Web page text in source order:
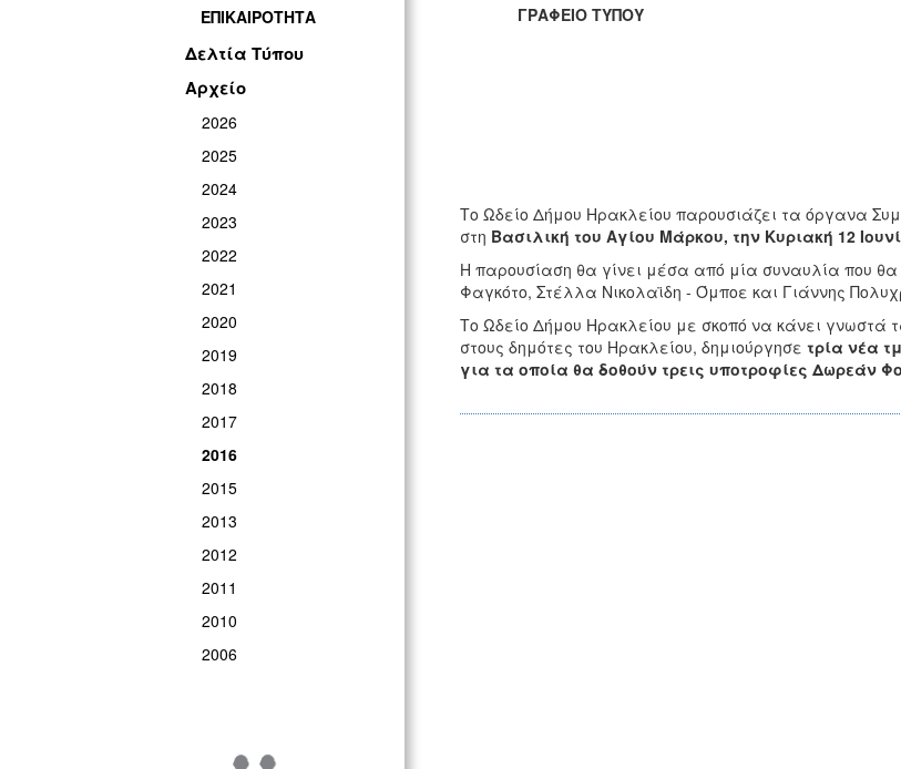
ΕΠΙΚΑΙΡΟΤΗΤΑ
Δελτία Τύπου
Αρχείο
2026
2025
2024
2023
2022
2021
2020
2019
2018
2017
2016
2015
2013
2012
2011
2010
2006
ΓΡΑΦΕΙΟ ΤΥΠΟΥ
Το Ωδείο Δήμου Ηρακλείου παρουσιάζει τα όργανα
στη Βασιλική του Αγίου Μάρκου, την Κυριακή 12
Η παρουσίαση θα γίνει μέσα από μία συναυλία που
Φαγκότο, Στέλλα Νικολαϊδη - Όμποε και Γιάννης
Το Ωδείο Δήμου Ηρακλείου με σκοπό να κάνει
στους δημότες του Ηρακλείου, δημιούργησε τρία νέα
για τα οποία θα δοθούν τρεις υποτροφίες Δωρεάν